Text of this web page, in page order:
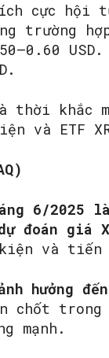
cực hội
trường
thời khắc
và ETF
6/2025
đoán giá
và tiến
hưởng
chốt trong
mạnh.